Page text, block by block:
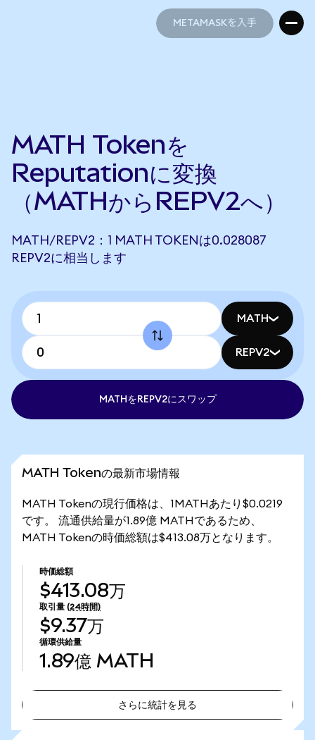
METAMASKを入手
MATH Tokenを
Reputationに変換
（MATHからREPV2へ）
MATH/REPV2：1 MATH TOKENは0.028087
REPV2に相当します
MATH
REPV2
MATHをREPV2にスワップ
MATH Tokenの最新市場情報
MATH Tokenの現行価格は、1MATHあたり$0.0219
です。 流通供給量が1.89億 MATHであるため、
MATH Tokenの時価総額は$413.08万となります。
時価総額
$413.08万
取引量 (24時間)
$9.37万
循環供給量
1.89億 MATH
さらに統計を見る